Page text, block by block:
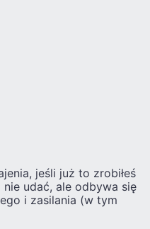
jeśli już to zrobiłeś
udać, ale odbywa się
i zasilania (w tym